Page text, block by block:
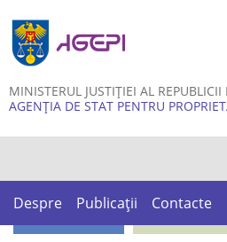
MINISTERUL JUSTIȚIEI AL
AGENȚIA DE STAT PENTRU
Despre Publicații Contacte